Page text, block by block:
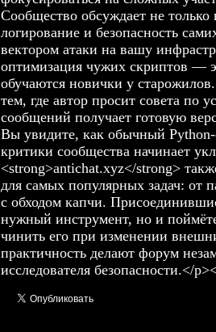
Сообщество обсуждает не только
логирование и безопасность
вектором атаки на вашу
оптимизация чужих скриптов —
обучаются новички у
тем, где автор просит совета по
сообщений получает готовую
Вы увидите, как обычный
критики сообщества начинает
<strong>antichat.xyz</strong>
для самых популярных задач: от
с обходом капчи.
нужный инструмент, но и
чинить его при изменении
практичность делают форум
исследователя безопасности.</